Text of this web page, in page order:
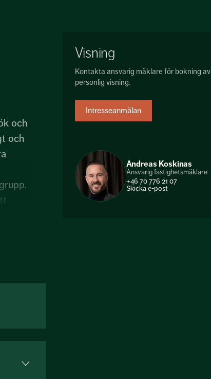
och
och
Visning
Kontakta ansvarig mäklare för bokning av
personlig visning.
Intresseanmälan
Andreas Koskinas
Ansvarig fastighetsmäklare
+46 70 776 21 07
Skicka e-post